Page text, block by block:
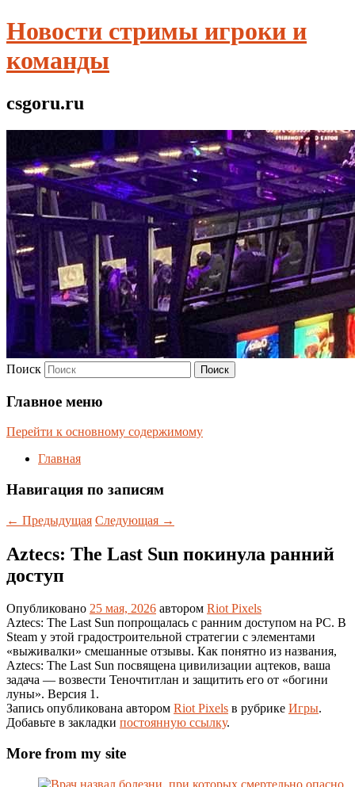
Новости стримы игроки и
команды
csgoru.ru
Поиск
Главное меню
Перейти к основному содержимому
Главная
Навигация по записям
← Предыдущая Следующая →
Aztecs: The Last Sun покинула ранний
доступ
Опубликовано 25 мая, 2026 автором Riot Pixels
Aztecs: The Last Sun попрощалась с ранним доступом на PC. В
Steam у этой градостроительной стратегии с элементами
«выживалки» смешанные отзывы. Как понятно из названия,
Aztecs: The Last Sun посвящена цивилизации ацтеков, ваша
задача — возвести Теночтитлан и защитить его от «богини
луны». Версия 1.
Запись опубликована автором Riot Pixels в рубрике Игры.
Добавьте в закладки постоянную ссылку.
More from my site